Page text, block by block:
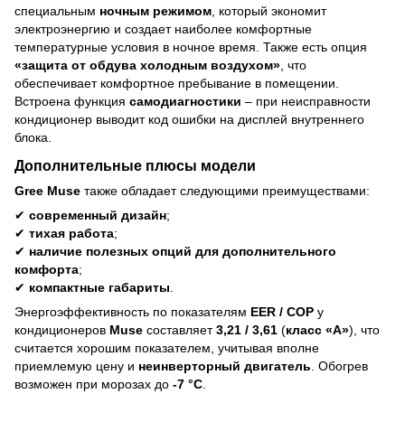
специальным ночным режимом, который экономит
электроэнергию и создает наиболее комфортные
температурные условия в ночное время. Также есть опция
«защита от обдува холодным воздухом», что
обеспечивает комфортное пребывание в помещении.
Встроена функция самодиагностики – при неисправности
кондиционер выводит код ошибки на дисплей внутреннего
блока.
Дополнительные плюсы модели
Gree Muse также обладает следующими преимуществами:
✔ современный дизайн;
✔ тихая работа;
✔ наличие полезных опций для дополнительного
комфорта;
✔ компактные габариты
Энергоэффективность по показателям EER / COP у
кондиционеров Muse составляет3,21 / 3,61 (класс «А»), что
считается хорошим показателем, учитывая вполне
приемлемую цену и неинверторный двигатель . Обогрев
возможен при морозах до -7 °С